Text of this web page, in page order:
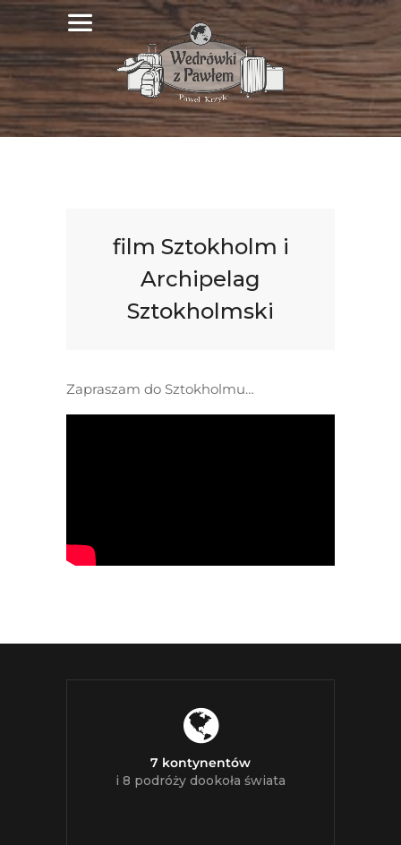
film Sztokholm i
Archipelag
Sztokholmski
Zapraszam do Sztokholmu…
7 kontynentów
i 8 podróży dookoła świata